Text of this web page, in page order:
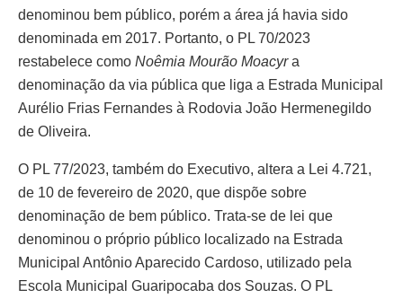
denominou bem público, porém a área já havia sido
denominada em 2017. Portanto, o PL 70/2023
restabelece como Noêmia Mourão Moacyra
denominação da via pública que liga a Estrada Municipal
Aurélio Frias Fernandes à Rodovia João Hermenegildo
de Oliveira.
O PL 77/2023, também do Executivo, altera a Lei 4.721,
de 10 de fevereiro de 2020, que dispõe sobre
denominação de bem público. Trata-se de lei que
denominou o próprio público localizado na Estrada
Municipal Antônio Aparecido Cardoso, utilizado pela
Escola Municipal Guaripocaba dos Souzas. O PL